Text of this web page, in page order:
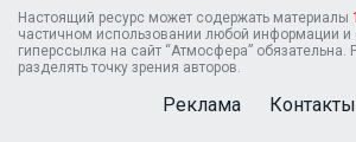
Настоящий ресурс может содержать материалы
частичном использовании любой информации и
гиперссылка на сайт “Атмосфера”
разделять точку зрения авторов.
Реклама Контакты